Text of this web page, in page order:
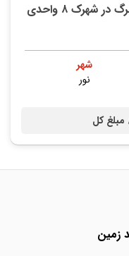
ویلای دوبلکس استخر دار با سندتکبرگ در شهرک ۸ واحدی
شهر
نور
مبلغ کل
زمین